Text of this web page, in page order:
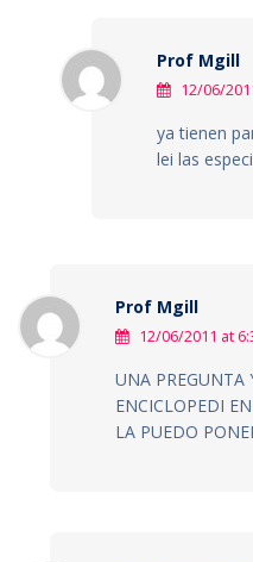
Prof Mgill
12/06/
ya tienen
lei las
Prof Mgill
12/06/2011 at
UNA PREGUNTA
ENCICLOPEDI
LA PUEDO